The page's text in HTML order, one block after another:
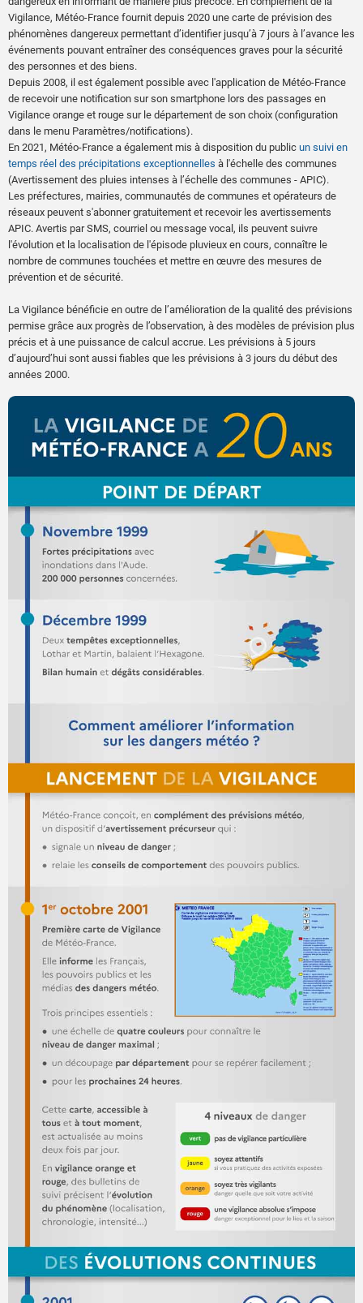
Vigilance, Météo-France fournit depuis 2020 une carte de prévision des
phénomènes dangereux permettant d’identifier jusqu’à 7 jours à l’avance les
événements pouvant entraîner des conséquences graves pour la sécurité
des personnes et des biens.
Depuis 2008, il est également possible avec l'application de Météo-France
de recevoir une notification sur son smartphone lors des passages en
Vigilance orange et rouge sur le département de son choix (configuration
dans le menu Paramètres/notifications).
En 2021, Météo-France a également mis à disposition du public un suivi en
temps réel des précipitations exceptionnelles à l'échelle des communes
(Avertissement des pluies intenses à l’échelle des communes - APIC).
Les préfectures, mairies, communautés de communes et opérateurs de
réseaux peuvent s'abonner gratuitement et recevoir les avertissements
APIC. Avertis par SMS, courriel ou message vocal, ils peuvent suivre
l'évolution et la localisation de l'épisode pluvieux en cours, connaître le
nombre de communes touchées et mettre en œuvre des mesures de
prévention et de sécurité.
La Vigilance bénéficie en outre de l’amélioration de la qualité des prévisions
permise grâce aux progrès de l’observation, à des modèles de prévision plus
précis et à une puissance de calcul accrue. Les prévisions à 5 jours
d’aujourd’hui sont aussi fiables que les prévisions à 3 jours du début des
années 2000.